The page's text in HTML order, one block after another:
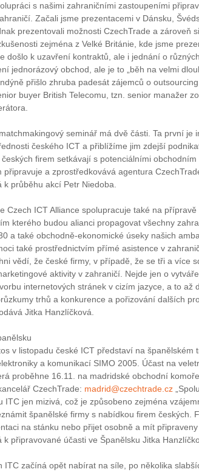
s našimi zahraničními zastoupeními
Začali jsme prezentacemi v Dánsku,
prezentovali možnosti CzechTrade a zároveň
zejména z Velké Británie, kde jsme
došlo k uzavření kontraktů, ale i jednání o
jednorázový obchod, ale je to „běh na velmi
přišlo zhruba padesát zájemců o
buyer British Telecomu, tzn. senior manažer
matchmakingový seminář má dvě části. Ta první
českého ICT a přiblížíme jim zdejší
firem setkávají s potenciálními
připravuje a zprostředkovává agentura
k průběhu akcí Petr Niedoba.
Czech ICT Alliance spolupracuje také na
kterého budou alianci propagovat všechny
a také obchodně-ekonomické úseky našich
také prostřednictvím přímé asistence v
vědí, že české firmy, v případě, že se tři a více
aktivity v zahraničí. Nejde jen o
internetových stránek v cizím jazyce, a to až
trhů a konkurence a pořizování dalších
Jitka Hanzlíčková.
v listopadu české ICT představí na španělském
a komunikací SIMO 2005. Účast na
proběhne 16.11. na madridské obchodní
CzechTrade: madrid@czechtrade.cz
ITC jen mizivá, což je způsobeno zejména
španělské firmy s nabídkou firem českých.
na stánku nebo přijet osobně a mít
k připravované účasti ve Španělsku Jitka
ITC začíná opět nabírat na síle, po několika